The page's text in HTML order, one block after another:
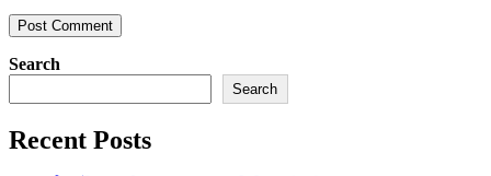
Search
Search
Recent Posts